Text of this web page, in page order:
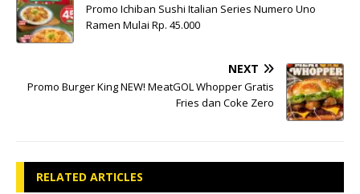
Promo Ichiban Sushi Italian Series Numero Uno
Ramen Mulai Rp. 45.000
NEXT
Promo Burger King NEW! MeatGOL Whopper Gratis
Fries dan Coke Zero
RELATED ARTICLES